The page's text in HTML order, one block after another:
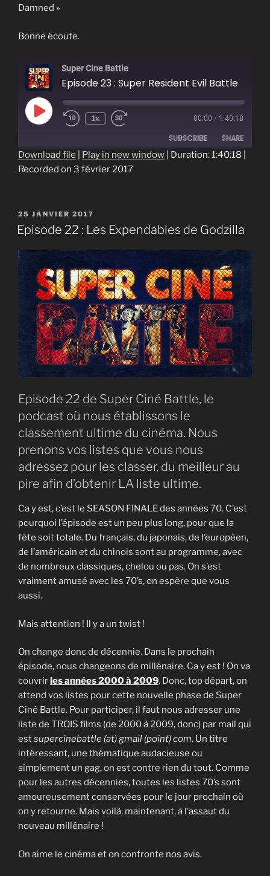
Damned »
Bonne écoute.
Super Cine Battle
Episode 23 : Super Resident Evil Battle
Play
Episode
1x 00:00 / 1:40:18
SUBSCRIBE SHARE
SHARE
EMBED
Download file Play in new window Duration: 1:40:18
Recorded on 3 février 2017
PUBLIÉ
LE
25 JANVIER 2017
Episode 22 : Les Expendables de Godzilla
Episode 22 de Super Ciné Battle, le
podcast où nous établissons le
classement ultime du cinéma. Nous
prenons vos listes que vous nous
adressez pour les classer, du meilleur au
pire afin d’obtenir LA liste ultime.
Ca y est, c’est le SEASON FINALE des années 70. C’est
pourquoi l’épisode est un peu plus long, pour que la
fête soit totale. Du français, du japonais, de l’européen,
de l’américain et du chinois sont au programme, avec
de nombreux classiques, chelou ou pas. On s’est
vraiment amusé avec les 70’s, on espère que vous
aussi.
Mais attention ! Il y a un twist !
On change donc de décennie. Dans le prochain
épisode, nous changeons de millénaire. Ca y est ! On va
couvrir les années 2000 à 2009. Donc, top départ, on
attend vos listes pour cette nouvelle phase de Super
Ciné Battle. Pour participer, il faut nous adresser une
liste de TROIS films (de 2000 à 2009, donc) par mail qui
estsupercinebattle (at) gmail (point) com. Un titre
intéressant, une thématique audacieuse ou
simplement un gag, on est contre rien du tout. Comme
pour les autres décennies, toutes les listes 70’s sont
amoureusement conservées pour le jour prochain où
on y retourne. Mais voilà, maintenant, à l’assaut du
nouveau millénaire !
On aime le cinéma et on confronte nos avis.